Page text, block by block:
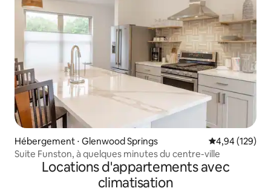
Hébergement ⋅ Glenwood Springs Évaluation
4,94 (129)
Suite Funston, à quelques minutes du centre-ville
Locations d'appartements avec
climatisation